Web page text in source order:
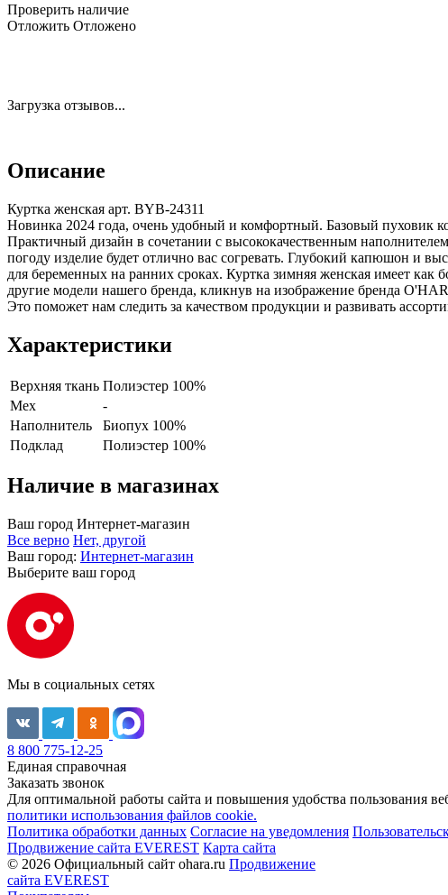
Проверить наличие
Отложить Отложено
Загрузка отзывов...
Описание
Куртка женская арт. BYB-24311
Новинка 2024 года, очень удобный и комфортный. Базовый пуховик
Практичный дизайн в сочетании с высококачественным
погоду изделие будет отлично вас согревать. Глубокий капюшон и
для беременных на ранних сроках. Куртка зимняя женская имеет
другие модели нашего бренда, кликнув на изображение бренда
Это поможет нам следить за качеством продукции и развивать
Характеристики
Верхняя ткань Полиэстер 100%
Мех
-
Наполнитель
Биопух 100%
Подклад
Полиэстер 100%
Наличие в магазинах
Ваш город Интернет-магазин
Все верно Нет, другой
Ваш город: Интернет-магазин
Выберите ваш город
Мы в социальных сетях
8 800 775-12-25
Единая справочная
Заказать звонок
Для оптимальной работы сайта и повышения удобства пользования
политики использования файлов cookie.
Политика обработки данных Согласие на уведомления
Продвижение сайта EVEREST Карта сайта
© 2026 Официальный сайт ohara.ru Продвижение
сайта EVEREST